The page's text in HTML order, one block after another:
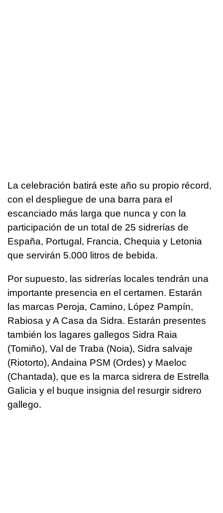
La celebración batirá este año su propio récord,
con el despliegue de una barra para el
escanciado más larga que nunca y con la
participación de un total de 25 sidrerías de
España, Portugal, Francia, Chequia y Letonia
que servirán 5.000 litros de bebida.
Por supuesto, las sidrerías locales tendrán una
importante presencia en el certamen. Estarán
las marcas Peroja, Camino, López Pampín,
Rabiosa y A Casa da Sidra. Estarán presentes
también los lagares gallegos Sidra Raia
(Tomiño), Val de Traba (Noia), Sidra salvaje
(Riotorto), Andaina PSM (Ordes) y Maeloc
(Chantada), que es la marca sidrera de Estrella
Galicia y el buque insignia del resurgir sidrero
gallego.